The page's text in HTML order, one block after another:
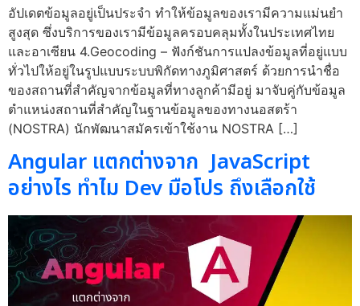
อัปเดตข้อมูลอยู่เป็นประจำ ทำให้ข้อมูลของเรามีความแม่นยำ
สูงสุด ซึ่งบริการของเรามีข้อมูลครอบคลุมทั้งในประเทศไทย
และอาเซียน 4.Geocoding – ฟังก์ชันการแปลงข้อมูลที่อยู่แบบ
ทั่วไปให้อยู่ในรูปแบบระบบพิกัดทางภูมิศาสตร์ ด้วยการนำชื่อ
ของสถานที่สำคัญจากข้อมูลที่ทางลูกค้ามีอยู่ มาจับคู่กับข้อมูล
ตำแหน่งสถานที่สำคัญในฐานข้อมูลของทางนอสตร้า
(NOSTRA) นักพัฒนาสมัครเข้าใช้งาน NOSTRA […]
Angular แตกต่างจาก JavaScript
อย่างไร ทำไม Dev มือโปร ถึงเลือกใช้